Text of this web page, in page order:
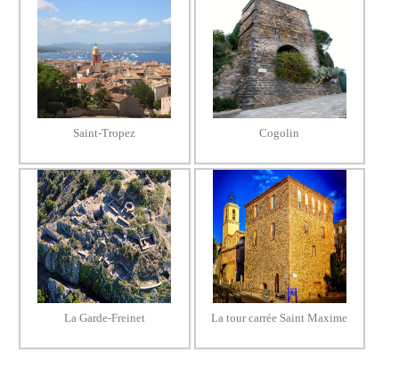
Saint-Tropez Cogolin
La Garde-Freinet La tour carrée Saint Maxime